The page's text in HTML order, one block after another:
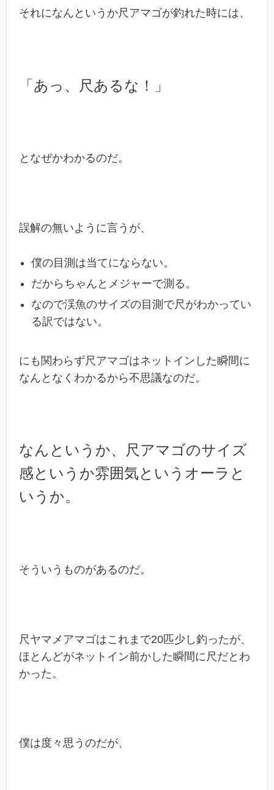
それになんというか尺アマゴが釣れた時には、
「あっ、尺あるな！」
となぜかわかるのだ。
誤解の無いように言うが、
僕の目測は当てにならない。
だからちゃんとメジャーで測る。
なので渓魚のサイズの目測で尺がわかってい
る訳ではない。
にも関わらず尺アマゴはネットインした瞬間に
なんとなくわかるから不思議なのだ。
なんというか、尺アマゴのサイズ
感というか雰囲気というオーラと
いうか。
そういうものがあるのだ。
尺ヤマメアマゴはこれまで20匹少し釣ったが、
ほとんどがネットイン前かした瞬間に尺だとわ
かった。
僕は度々思うのだが、